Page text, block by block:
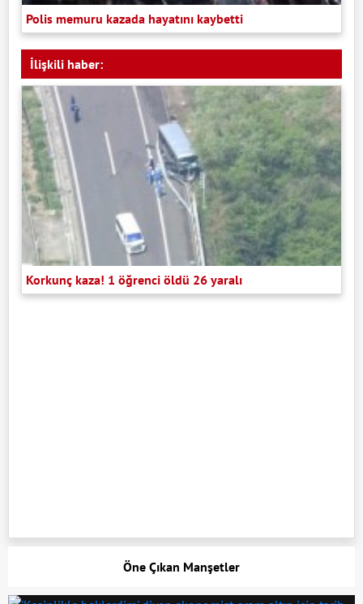
Polis memuru kazada hayatını kaybetti
İlişkili haber:
Korkunç kaza! 1 öğrenci öldü 26 yaralı
Öne Çıkan Manşetler